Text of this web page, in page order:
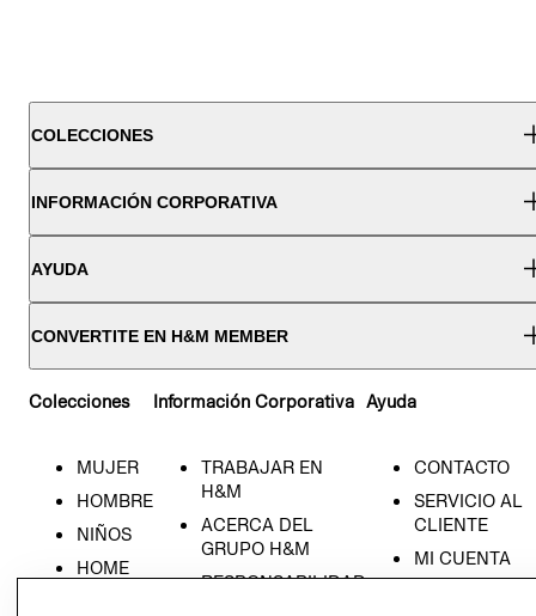
COLECCIONES
INFORMACIÓN CORPORATIVA
AYUDA
CONVERTITE EN H&M MEMBER
Colecciones
MUJER
HOMBRE
NIÑOS
HOME
Información Corporativa
TRABAJAR EN
H&M
ACERCA DEL
GRUPO H&M
RESPONSABILIDAD
Ayuda
CONTACTO
SERVICIO AL
CLIENTE
MI CUENTA